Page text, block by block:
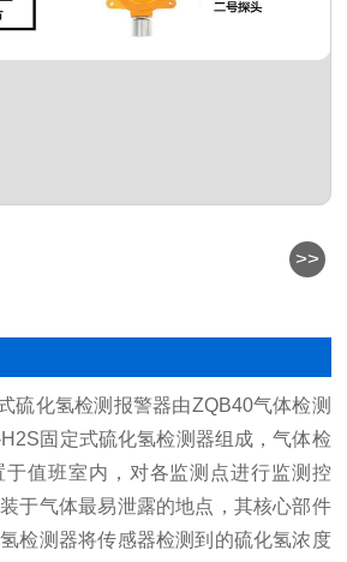
>>
硫化氢检测报警器由ZQB40气体检测
固定式硫化氢检测器组成，气体检
值班室内，对各监测点进行监测控
于气体最易泄露的地点，其核心部件
检测器将传感器检测到的硫化氢浓度